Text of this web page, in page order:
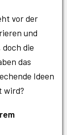
vor der
und
die
das
Ideen
wird?